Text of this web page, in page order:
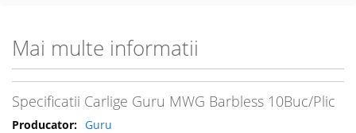
Mai multe informatii
Specificatii Carlige Guru MWG Barbless 10Buc/Plic
Guru